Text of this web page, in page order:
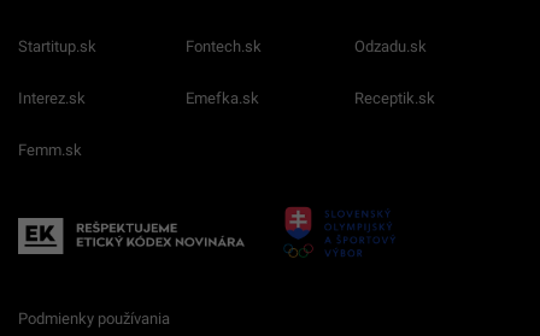
Startitup.sk Fontech.sk Odzadu.sk
Interez.sk Emefka.sk Receptik.sk
Femm.sk
Podmienky používania